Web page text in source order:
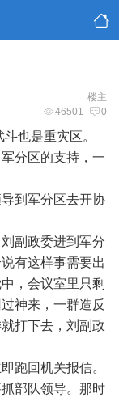
楼主
46501 0
也是重灾区。
分区的支持，一
到军分区去开协
副政委进到军分
有这样事需要出
，会议室里只剩
神来，一群造反
打下去，刘副政
跑回机关报信。
部队领导。那时